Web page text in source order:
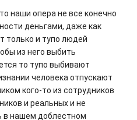
наши опера не все конечно
деньгами, даже как
только и тупо людей
из него выбить
то тупо выбивают
человека отпускают
кого-то из сотрудников
и реальных и не
в нашем доблестном